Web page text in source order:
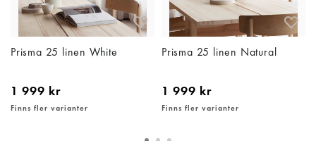
Prisma 25 linen White
1 999 kr
Finns fler varianter
Prisma 25 linen Natural
1 999 kr
Finns fler varianter